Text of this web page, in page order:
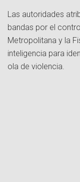
Las autoridades
bandas por el
Metropolitana y la
inteligencia para
ola de violencia.